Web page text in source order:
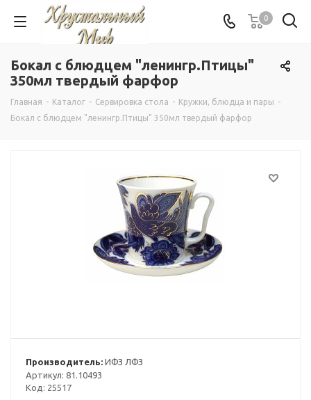
0
Бокал с блюдцем "ленингр.Птицы"
350мл твердый фарфор
Главная - Каталог - Сервировка стола - Кружки, блюдца и пары -
Бокал с блюдцем "ленингр.Птицы" 350мл твердый фарфор
Производитель: ИФЗ ЛФЗ
Артикул: 81.10493
Код: 25517